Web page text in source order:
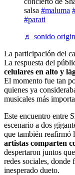
salsa #maluma
#parati
♬ sonido
La participación del
La respuesta del
celulares en alto y
El momento fue tan
quienes ya
musicales más
Este encuentro entre
escenario a dos
que también reafirmó
artistas comparten
despertaron juntos
redes sociales, donde
inesperado dueto.